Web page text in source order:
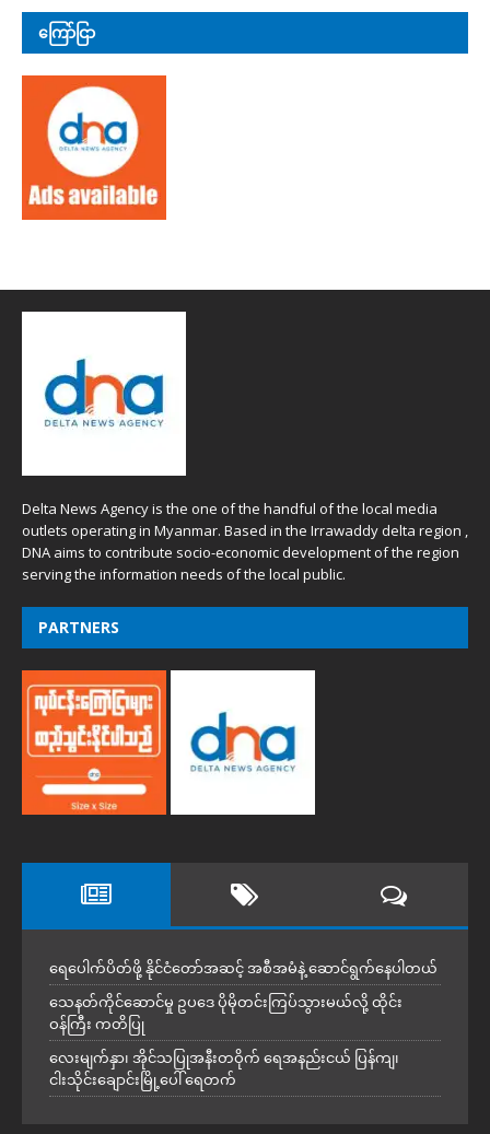
ကြော်ငြာ
Delta News Agency is the one of the handful of the local media
outlets operating in Myanmar. Based in the Irrawaddy delta region ,
DNA aims to contribute socio-economic development of the region
serving the information needs of the local public.
PARTNERS
ရေပေါက်ပိတ်ဖို့ နိုင်ငံတော်အဆင့် အစီအမံနဲ့ ဆောင်ရွက်နေပါတယ်
သေနတ်ကိုင်ဆောင်မှု ဥပဒေ ပိုမိုတင်းကြပ်သွားမယ်လို့ ထိုင်း
ဝန်ကြီး ကတိပြု
လေးမျက်နှာ၊ အိုင်သပြုအနီးတဝိုက် ရေအနည်းငယ် ပြန်ကျ၊
ငါးသိုင်းချောင်းမြို့ပေါ် ရေတက်